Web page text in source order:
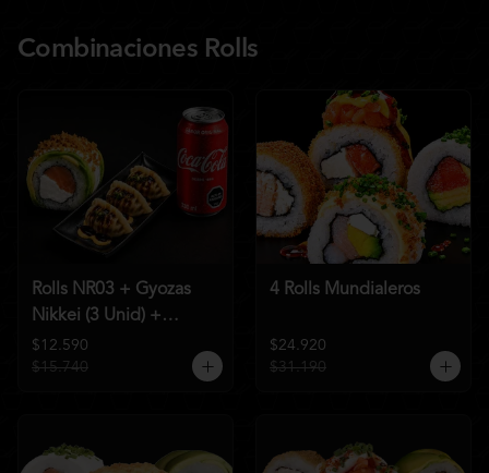
Combinaciones Rolls
Rolls NR03 + Gyozas
Nikkei (3 Unid) +
Bebida a elección
$12.590
$15.740
4 Rolls Mundialeros
$24.920
$31.190